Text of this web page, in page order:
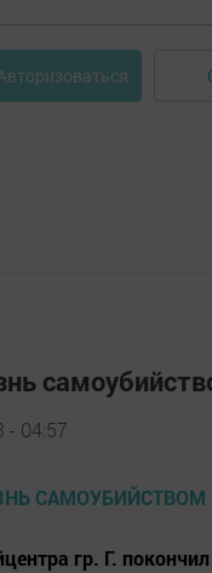
- 04:57
гр. Г.